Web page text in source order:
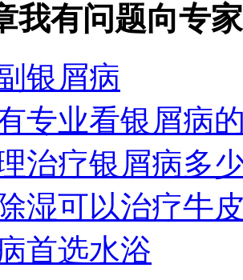
我有问题向专
银屑病
专业看银屑病
治疗银屑病多
湿可以治疗牛
首选水浴